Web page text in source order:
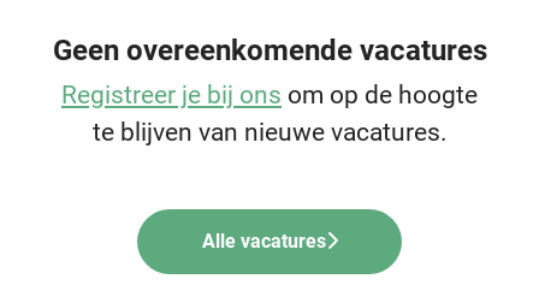
Geen overeenkomende vacatures
Registreer je bij ons om op de hoogte
te blijven van nieuwe vacatures.
Alle vacatures